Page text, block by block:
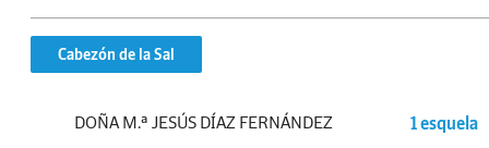
Cabezón de la Sal
DOÑA M.ª JESÚS DÍAZ FERNÁNDEZ 1 esquela